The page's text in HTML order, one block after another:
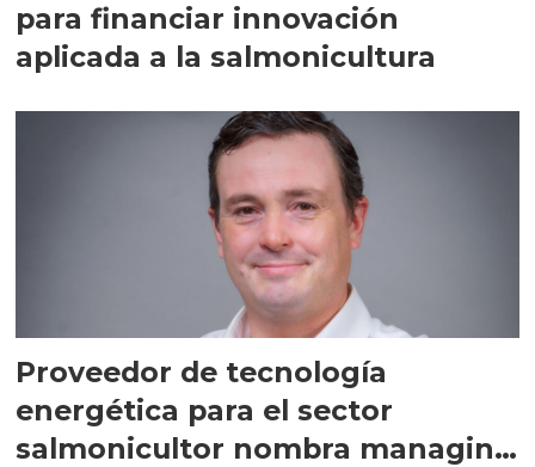
para financiar innovación
aplicada a la salmonicultura
Proveedor de tecnología
energética para el sector
salmonicultor nombra managing